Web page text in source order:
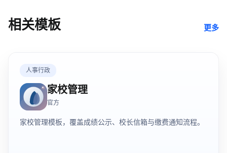
相关模板 更多
人事行政
家校管理
官方
家校管理模板，覆盖成绩公示、校长信箱与缴费通知流程。